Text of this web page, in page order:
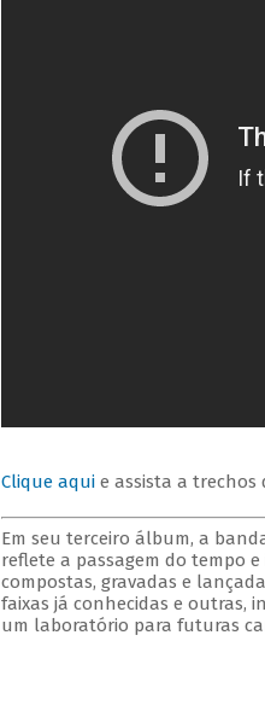
Clique aquie assista a trechos
Em seu terceiro álbum, a
reflete a passagem do tempo
compostas, gravadas e
faixas já conhecidas e outras,
um laboratório para futuras